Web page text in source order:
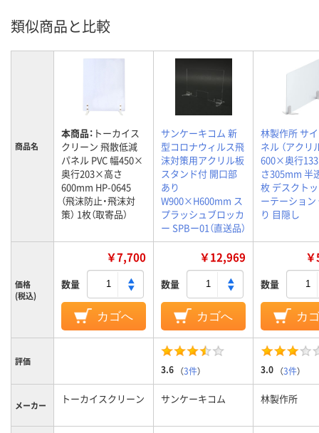
類似商品と比較
商品名
本商品： トーカイス
クリーン 飛散低減
パネル PVC 幅450×
奥行203×高さ
600mm HP-0645
（飛沫防止・飛沫対
策） 1枚（取寄品）
サンケーキコム 新
型コロナウィルス飛
沫対策用アクリル板
スタンド付 開口部
あり
W900×H600mm ス
プラッシュブロッカ
ー SPBー01（直送品）
林製作所 サ
ネル （アクリ
600×奥行
さ305mm 半
枚 デスクト
ーテーション
り 目隠し
価格
(税込)
￥7,700
数量
カゴへ
￥12,969
数量
カゴへ
数量
カ
評価
3.6 （3件） 3.0 （3件）
メーカー トーカイスクリーン サンケーキコム 林製作所